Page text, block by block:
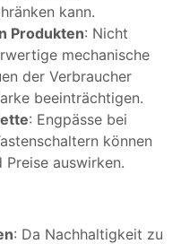
kann.
Produkten: Nicht
mechanische
der Verbraucher
beeinträchtigen.
: Engpässe bei
können
auswirken.
: Da Nachhaltigkeit zu